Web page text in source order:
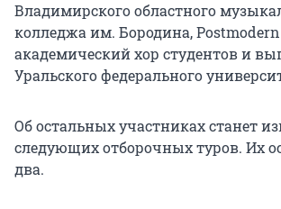
Владимирского областного
колледжа им. Бородина,
академический хор студентов и
Уральского федерального
Об остальных участниках станет
следующих отборочных туров. Их
два.